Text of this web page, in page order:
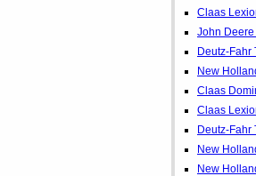
Claas
John
Deutz-Fahr
New
Claas
Claas
Deutz-
New
New